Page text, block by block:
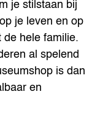
je stilstaan bij
je leven en op
hele familie.
al spelend
is dan
en